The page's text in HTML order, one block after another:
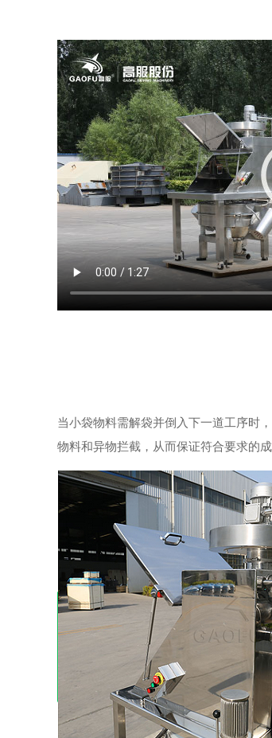
当小袋物料需解袋并倒入下一道工序时
物料和异物拦截，从而保证符合要求的